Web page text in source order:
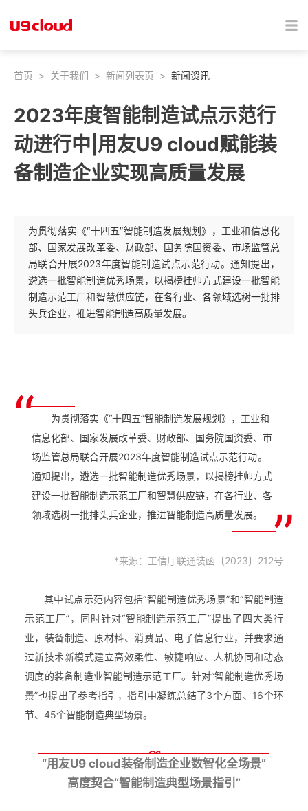
首页 > 关于我们 > 新闻列表页 > 新闻资讯
2023年度智能制造试点示范行
动进行中|用友U9 cloud赋能装
备制造企业实现高质量发展
为贯彻落实《“十四五”智能制造发展规划》，工业和信息化
部、国家发展改革委、财政部、国务院国资委、市场监管总
局联合开展2023年度智能制造试点示范行动。通知提出，
遴选一批智能制造优秀场景，以揭榜挂帅方式建设一批智能
制造示范工厂和智慧供应链，在各行业、各领域选树一批排
头兵企业，推进智能制造高质量发展。
“
为贯彻落实《“十四五”智能制造发展规划》，工业和
信息化部、国家发展改革委、财政部、国务院国资委、市
场监管总局联合开展2023年度智能制造试点示范行动。
通知提出，遴选一批智能制造优秀场景，以揭榜挂帅方式
建设一批智能制造示范工厂和智慧供应链，在各行业、各
领域选树一批排头兵企业，推进智能制造高质量发展。
”
*来源：工信厅联通装函〔2023〕212号
其中试点示范内容包括“智能制造优秀场景”和“智能制造
示范工厂”，同时针对“智能制造示范工厂”提出了四大类行
业，装备制造、原材料、消费品、电子信息行业，并要求通
过新技术新模式建立高效柔性、敏捷响应、人机协同和动态
调度的装备制造业智能制造示范工厂。针对“智能制造优秀场
景”也提出了参考指引，指引中凝练总结了3个方面、16个环
节、45个智能制造典型场景。
01
“用友U9 cloud装备制造企业数智化全场景”
高度契合“智能制造典型场景指引”